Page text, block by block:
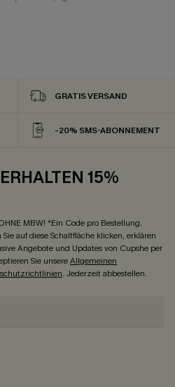
GRATIS VERSAND
-20% SMS-ABONNEMENT
15%
MBW! *Ein Code pro Bestellung.
auf diese Schaltfläche klicken, erklären
Angebote und Updates von Cupshe per
Sie unsereAllgemeinen
. Jederzeit abbestellen.